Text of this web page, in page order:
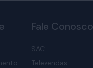
Fale Conosco
SAC
Televendas